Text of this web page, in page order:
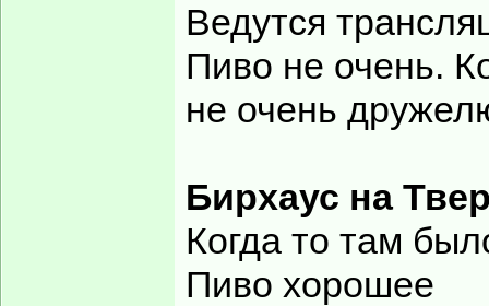
Ведутся
Пиво не очень.
не очень
Бирхаус на
Когда то там
Пиво хорошее